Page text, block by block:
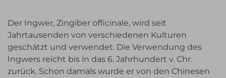
Der Ingwer, Zingiber officinale, wird seit
Jahrtausenden von verschiedenen Kulturen
geschätzt und verwendet. Die Verwendung des
Ingwers reicht bis in das 6. Jahrhundert v. Chr.
zurück. Schon damals wurde er von den Chinesen